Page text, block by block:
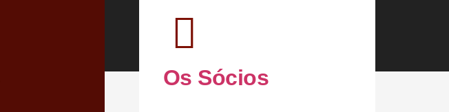
Os Sócios